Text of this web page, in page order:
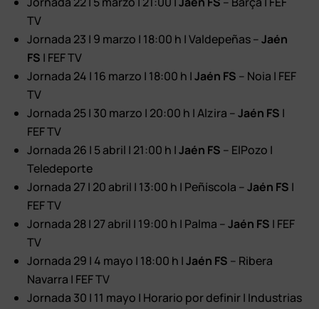
TV
Jornada 23 | 9 marzo | 18:00 h | Valdepeñas –Jaén
FS | FEF TV
Jornada 24 | 16 marzo | 18:00 h |Jaén FS – Noia | FEF
TV
Jornada 25 | 30 marzo | 20:00 h | Alzira –Jaén FS |
FEF TV
Jornada 26 | 5 abril | 21:00 h |Jaén FS – ElPozo |
Teledeporte
Jornada 27 | 20 abril | 13:00 h | Peñíscola –Jaén FS |
FEF TV
Jornada 28 | 27 abril | 19:00 h | Palma –Jaén FS | FEF
TV
Jornada 29 | 4 mayo | 18:00 h |Jaén FS – Ribera
Navarra | FEF TV
Jornada 30 | 11 mayo | Horario por definir | Industrias